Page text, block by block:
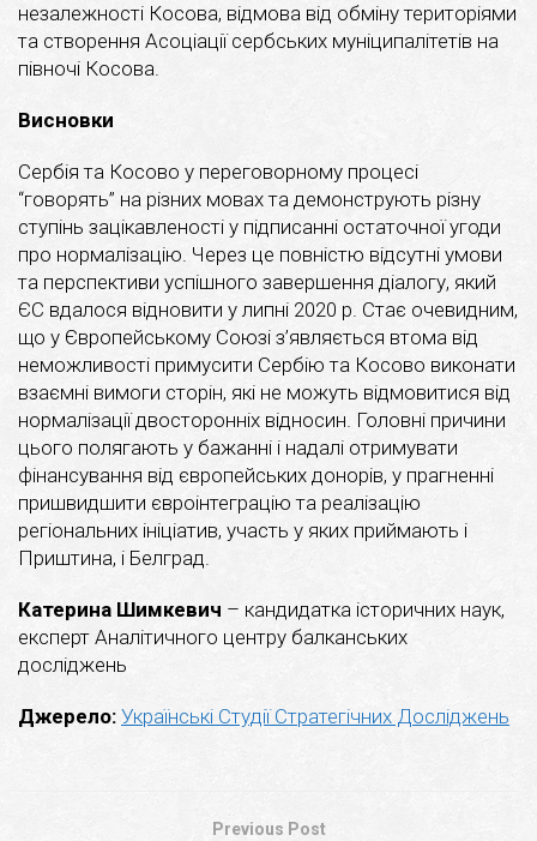
незалежності Косова, відмова від обміну територіями
та створення Асоціації сербських муніципалітетів на
півночі Косова.
Висновки
Сербія та Косово у переговорному процесі
“говорять” на різних мовах та демонструють різну
ступінь зацікавленості у підписанні остаточної угоди
про нормалізацію. Через це повністю відсутні умови
та перспективи успішного завершення діалогу, який
ЄС вдалося відновити у липні 2020 р. Стає очевидним,
що у Європейському Союзі з’являється втома від
неможливості примусити Сербію та Косово виконати
взаємні вимоги сторін, які не можуть відмовитися від
нормалізації двосторонніх відносин. Головні причини
цього полягають у бажанні і надалі отримувати
фінансування від європейських донорів, у прагненні
пришвидшити євроінтеграцію та реалізацію
регіональних ініціатив, участь у яких приймають і
Приштина, і Белград.
Катерина Шимкевич – кандидатка історичних наук,
експерт Аналітичного центру балканських
досліджень
Джерело: Українські Студії Стратегічних Досліджень
Previous Post